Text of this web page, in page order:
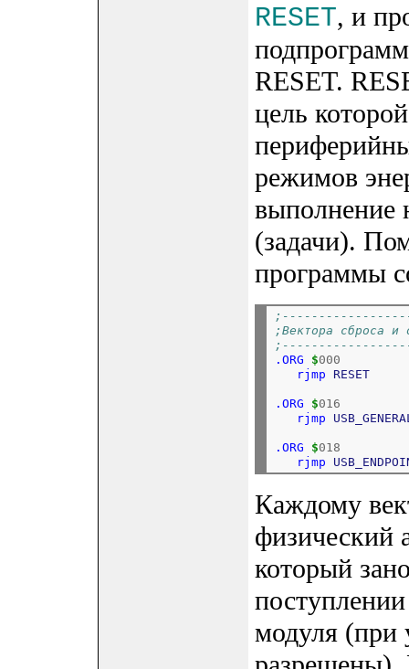
RESET, и
RESET.
цель
режимов
выполнение
(задачи).
программы
;Вектора сброса и
.ORG
$000
rjmp
RESET
.ORG $016
rjmp
.ORG $018
rjmp
Каждому
физический
который
модуля (при